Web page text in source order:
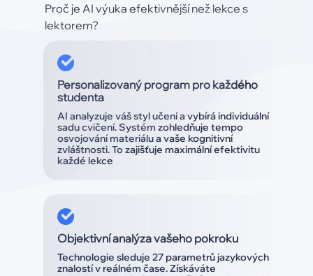
Proč je AI výuka efektivnější než lekce s
lektorem?
Personalizovaný program pro každého
studenta
AI analyzuje váš styl učení a vybírá individuální
sadu cvičení. Systém zohledňuje tempo
osvojování materiálu a vaše kognitivní
zvláštnosti. To zajišťuje maximální efektivitu
každé lekce
Objektivní analýza vašeho pokroku
Technologie sleduje 27 parametrů jazykových
znalostí v reálném čase. Získáváte